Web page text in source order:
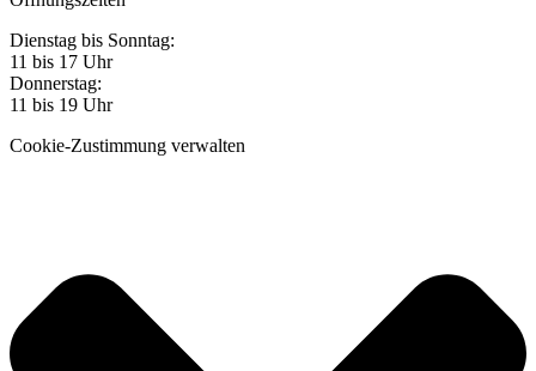
Dienstag bis Sonntag:
11 bis 17 Uhr
Donnerstag:
11 bis 19 Uhr
Cookie-Zustimmung verwalten